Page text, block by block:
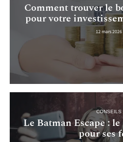
Comment trouver le
pour votre
12 mars 2026
CONSEILS
Le Batman Escape :
pour ses